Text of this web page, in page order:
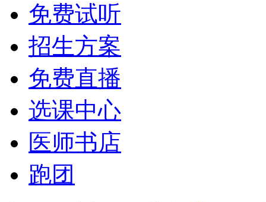
免费试听
招生方案
免费直播
选课中心
医师书店
跑团